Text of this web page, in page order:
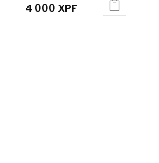
4 000 XPF